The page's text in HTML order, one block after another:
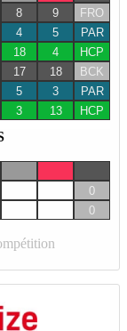
8 9
FRO
4 5
PAR
18 4
HCP
17 18
BCK
5 3
PAR
3 13 HCP
0
0